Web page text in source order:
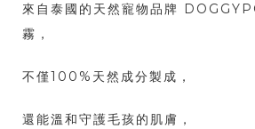
來自泰國的天然寵物品牌
霧，
不僅100%天然成分製成，
還能溫和守護毛孩的肌膚，